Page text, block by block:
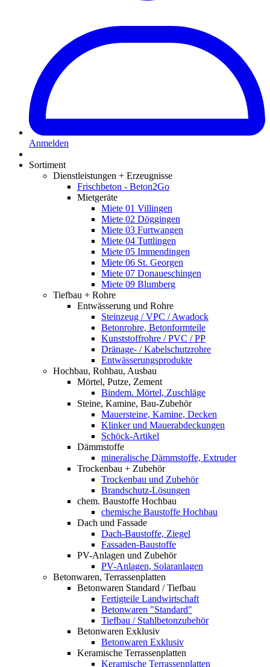
Anmelden
Sortiment
Dienstleistungen + Erzeugnisse
Frischbeton - Beton2Go
Mietgeräte
Miete 01 Villingen
Miete 02 Döggingen
Miete 03 Furtwangen
Miete 04 Tuttlingen
Miete 05 Immendingen
Miete 06 St. Georgen
Miete 07 Donaueschingen
Miete 09 Blumberg
Tiefbau + Rohre
Entwässerung und Rohre
Steinzeug / VPC / Awadock
Betonrohre, Betonformteile
Kunststoffrohre / PVC / PP
Dränage- / Kabelschutzrohre
Entwässerungsprodukte
Hochbau, Rohbau, Ausbau
Mörtel, Putze, Zement
Bindem. Mörtel, Zuschläge
Steine, Kamine, Bau-Zubehör
Mauersteine, Kamine, Decken
Klinker und Mauerabdeckungen
Schöck-Artikel
Dämmstoffe
mineralische Dämmstoffe, Extruder
Trockenbau + Zubehör
Trockenbau und Zubehör
Brandschutz-Lösungen
chem. Baustoffe Hochbau
chemische Baustoffe Hochbau
Dach und Fassade
Dach-Baustoffe, Ziegel
Fassaden-Baustoffe
PV-Anlagen und Zubehör
PV-Anlagen, Solaranlagen
Betonwaren, Terrassenplatten
Betonwaren Standard / Tiefbau
Fertigteile Landwirtschaft
Betonwaren "Standard"
Tiefbau / Stahlbetonzubehör
Betonwaren Exklusiv
Betonwaren Exklusiv
Keramische Terrassenplatten
Keramische Terrassenplatten